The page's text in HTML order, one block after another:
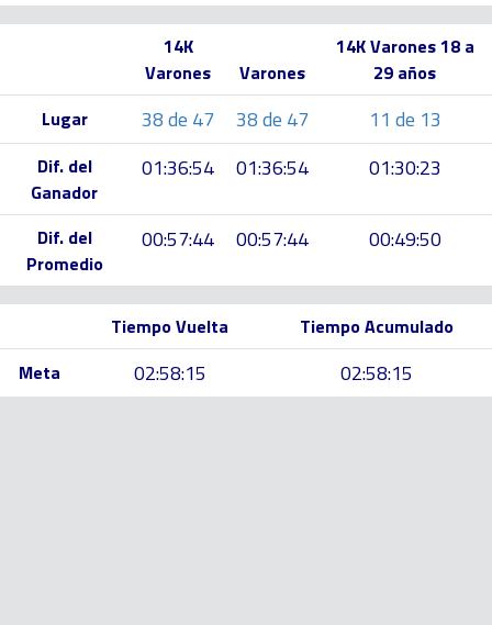
14K
Varones
Varones
14K Varones 18 a
29 años
Lugar
38 de 47 38 de 47 11 de 13
Dif. del
Ganador
01:36:54 01:36:54 01:30:23
Dif. del
Promedio
00:57:44 00:57:44 00:49:50
Tiempo Vuelta
Tiempo Acumulado
Meta
02:58:15 02:58:15